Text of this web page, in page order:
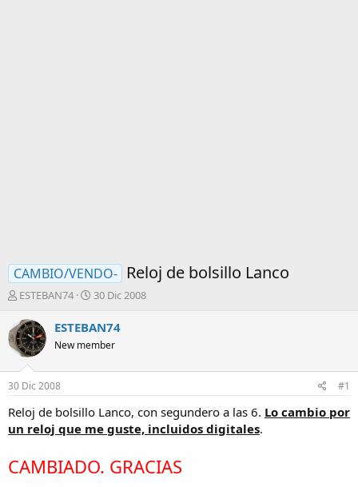
CAMBIO/VENDO- Reloj de bolsillo Lanco
I
i
c
i
d
r
d
e
t
ESTEBAN74
F
c
a
n
i
c
o
30 Dic 2008
ESTEBAN74
New member
30 Dic 2008 #1
Reloj de bolsillo Lanco, con segundero a las 6. Lo cambio por
un reloj que me guste, incluidos digitales.
CAMBIADO. GRACIAS